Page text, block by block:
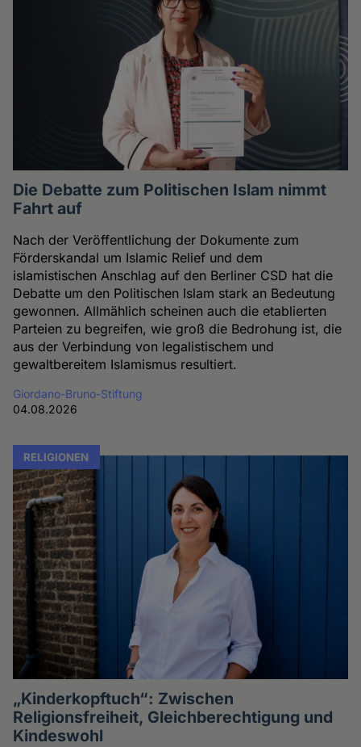
Die Debatte zum Politischen Islam nimmt
Fahrt auf
Nach der Veröffentlichung der Dokumente zum
Förderskandal um Islamic Relief und dem
islamistischen Anschlag auf den Berliner CSD hat die
Debatte um den Politischen Islam stark an Bedeutung
gewonnen. Allmählich scheinen auch die etablierten
Parteien zu begreifen, wie groß die Bedrohung ist, die
aus der Verbindung von legalistischem und
gewaltbereitem Islamismus resultiert.
Giordano-Bruno-Stiftung
04.08.2026
RELIGIONEN
„Kinderkopftuch“: Zwischen
Religionsfreiheit, Gleichberechtigung und
Kindeswohl